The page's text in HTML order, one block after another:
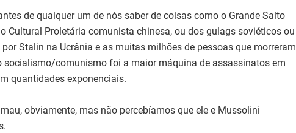
de qualquer um de nós saber de coisas como o Grande Salto
Cultural Proletária comunista chinesa, ou dos gulags soviéticos ou
Stalin na Ucrânia e as muitas milhões de pessoas que morreram
socialismo/comunismo foi a maior máquina de assassinatos em
quantidades exponenciais.
obviamente, mas não percebíamos que ele e Mussolini